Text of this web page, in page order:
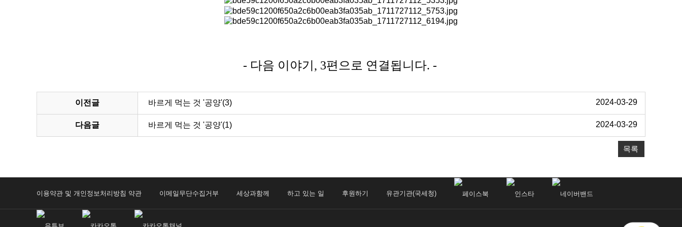
- 다음 이야기, 3편으로 연결됩니다. -
이전글 바르게 먹는 것 '공양'(3) 2024-03-29
다음글 바르게 먹는 것 '공양'(1) 2024-03-29
목록
이용약관 및 개인정보처리방침 약관 이메일무단수집거부 세상과함께 하고 있는 일 후원하기 유관기관(국세청)